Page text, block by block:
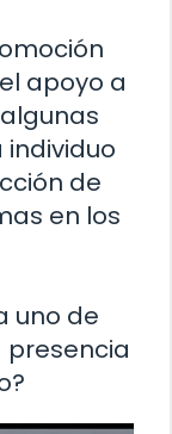
apoyo a
de
en los
uno de